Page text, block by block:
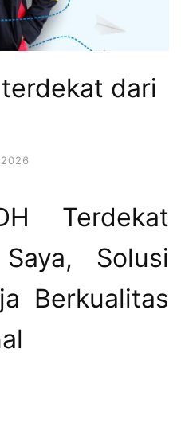
dari
Terdekat
Solusi
Berkualitas